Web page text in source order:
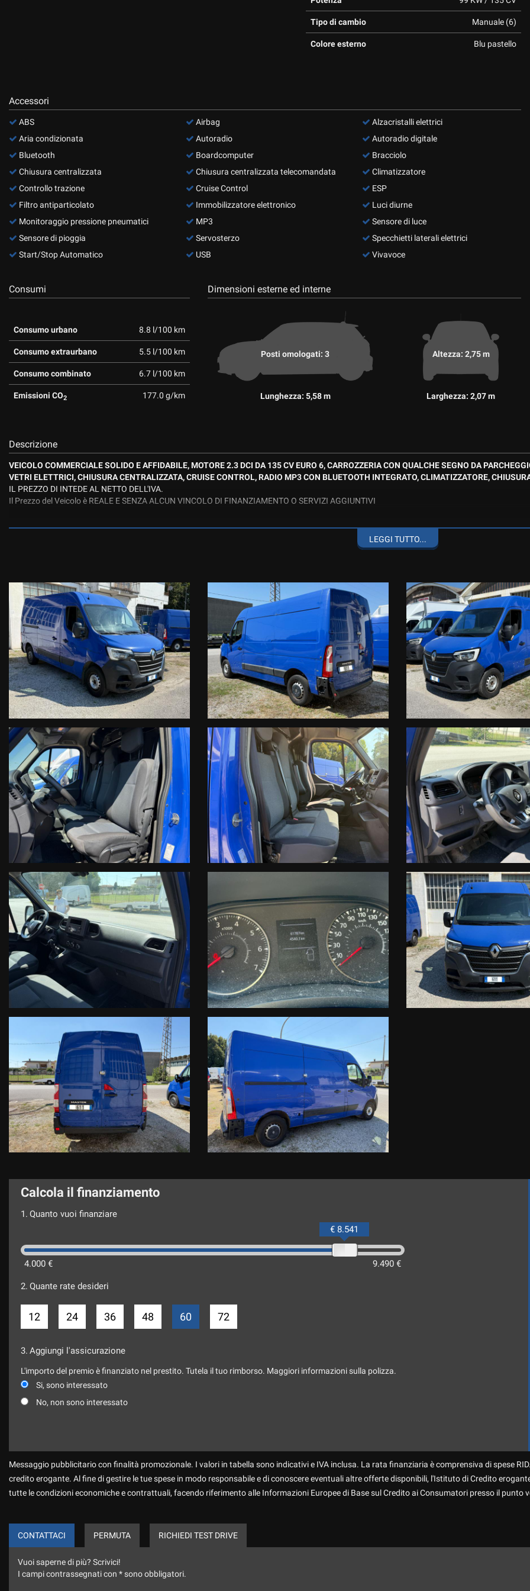
Tipo di cambio Manuale (6)
Colore esterno Blu pastello
Accessori
ABS
Aria condizionata
Bluetooth
Chiusura centralizzata
Controllo trazione
Filtro antiparticolato
Monitoraggio pressione pneumatici
Sensore di pioggia
Start/Stop Automatico
Airbag
Autoradio
Boardcomputer
Chiusura centralizzata telecomandata
Cruise Control
Immobilizzatore elettronico
MP3
Servosterzo
USB
Alzacristalli elettrici
Autoradio digitale
Bracciolo
Climatizzatore
ESP
Luci diurne
Sensore di luce
Specchietti laterali elettrici
Vivavoce
Consumi
Consumo urbano 8.8 l/100 km
Consumo extraurbano 5.5 l/100 km
Consumo combinato 6.7 l/100 km
Emissioni CO2 177.0 g/km
Dimensioni esterne ed interne
Posti omologati: 3
Lunghezza: 5,58 m
Altezza: 2,75 m
Larghezza: 2,07 m
Descrizione
VEICOLO COMMERCIALE SOLIDO E AFFIDABILE, MOTORE 2.3 DCI DA 135 CV EURO 6, CARROZZERIA CON QUALCHE SEGNO DA
VETRI ELETTRICI, CHIUSURA CENTRALIZZATA, CRUISE CONTROL, RADIO MP3 CON BLUETOOTH INTEGRATO, CLIMATIZZATORE,
IL PREZZO DI INTEDE AL NETTO DELL'IVA.
Il Prezzo del Veicolo è REALE E SENZA ALCUN VINCOLO DI FINANZIAMENTO O SERVIZI AGGIUNTIVI
Mail info@infocars.it
Se hai un usato da permutare mandaci foto con targa e breve descrizione del mezzo che ci vuoi rientrare , ti risponderemo entro 24 ore :
whatsapp 3891644599 ( attenzione questo numero valuta solo il tuo veicolo ma non risponde a chiamate voce e non descrive il mezzo in
I NOSTRI SERVIZI COMPRENDONO :
Garanzia legale di conformità gestita dalle migliori Società di Gestione certificate in Italia gratuita;
Garanzia Convenzionale Ulteriore estendibile fino a 48 mesi con Società Assicurativa iscritta IVASS
Permuta usato con usato
Finanziamenti con le primarie compagnie europee a tassi agevolati con zero anticipo e rate sino a 120 mesi , leasing operativi
Servizi assicurativi complementari ( Polizze KASKO , furto, incendio , cristalli , atti vandalici , protezione del credito . Siamo iscritti al RUI (
Officina Specializzata , servizio auto sostitutiva , noleggio a breve termine , soccorso stradale
Consegna in un ora ( previo accordo precedente con il venditore incaricato )
Arrivi in treno ? Ti veniamo a prendere presso la stazione di Monselice ( è gradito preavviso )
IL VEICOLO E’ REALMENTE DISPONIBILE PER LA PROVA SU STRADA PRESSO LE NOSTRE SEDI DI ESTE PD ED E’ DI NOSTRA PROPRIETA’
LE TARGHE VENGONO OSCURATE PER GARANTIRE LA PRIVACY DEL PRECEDENTE PROPRIETARIO . SE DESIDERI RICEVERE LA TARGA
- LE NOSTRE 3 SEDI SI TROVANO TUTTE AD ESTE ( PD ) , LUNGO LA STRADA STATALE 10 ( USCITA CASELLO MONSELICE O NOVENTA
SEDE CENTRALE E OUTLET DIVISION : VIALE DELL’INDUSTRIA 10
FILIALE VIA ATHESTE 38 A
ESTEMOTOR RIVENDITORE UFFICIALE ED OFFICINA AUTORIZZATA RENAULT DACIA VIA ATHESTE 65
I NOSTRI ORARI SONO DAL LUNEDI AL SABATO DALLE 09.00 ALLE 12.30 E DALLE 14.30 ALLE 19,30
CONTATTACI
CENTRALINO 0429 50330 OPPURE 0429 603873
I NOSTRI VENDITORI , ALBERTO , DIEGO , MASSIMO , GIANMARCO , MAURO SONO A TUA COMPLETA DISPOSIZIONE PER QUALSIASI
APPUNAMENTO ANCHE VIA MAIL A INFO@INFOCARS.IT.
ATTENZIONE: Le informazioni relative ai veicoli pubblicate in questo portale non rappresentano informazioni precontrattuali previste dal
che dovrà essere completata da specifiche informazioni precontrattuali fornite dal Venditore prima che assumiate impegni.
INFOCARS SRL declina ogni responsabilità per eventuali involontarie incongruenze, che non rappresentano in
Le condizioni economiche degli esempi finanziari provengono da Link esterni , in particolare in termini di tassi applicati (TAN e TAEG) e
valutazione del suo profilo finanziario effettuata dalla Finanziaria in fase di istruttoria, o in caso di richiesta di un prodotto/importo/durata
LEGGI TUTTO...
Calcola il finanziamento
1. Quanto vuoi finanziare
4.000 € 9.490 €
€ 8.541
2. Quante rate desideri
12 24 36 48 60 72
3. Aggiungi l'assicurazione
L'importo del premio è finanziato nel prestito. Tutela il tuo rimborso. Maggiori informazioni sulla polizza.
Si, sono interessato
No, non sono interessato
Messaggio pubblicitario con finalità promozionale. I valori in tabella sono indicativi e IVA inclusa. La rata finanziaria è comprensiva di spese
credito erogante. Al fine di gestire le tue spese in modo responsabile e di conoscere eventuali altre offerte disponibili, l'Istituto di Credito
tutte le condizioni economiche e contrattuali, facendo riferimento alle Informazioni Europee di Base sul Credito ai Consumatori presso il punto
CONTATTACI PERMUTA RICHIEDI TEST DRIVE
Vuoi saperne di più? Scrivici!
I campi contrassegnati con * sono obbligatori.
policy.
Puoi
e
modificare
tue
scelte
in
momento.
Cookie necessari
Cookie delle preferenze
Cookie per il miglioramento dell'esperienza utente
Cookie di marketing